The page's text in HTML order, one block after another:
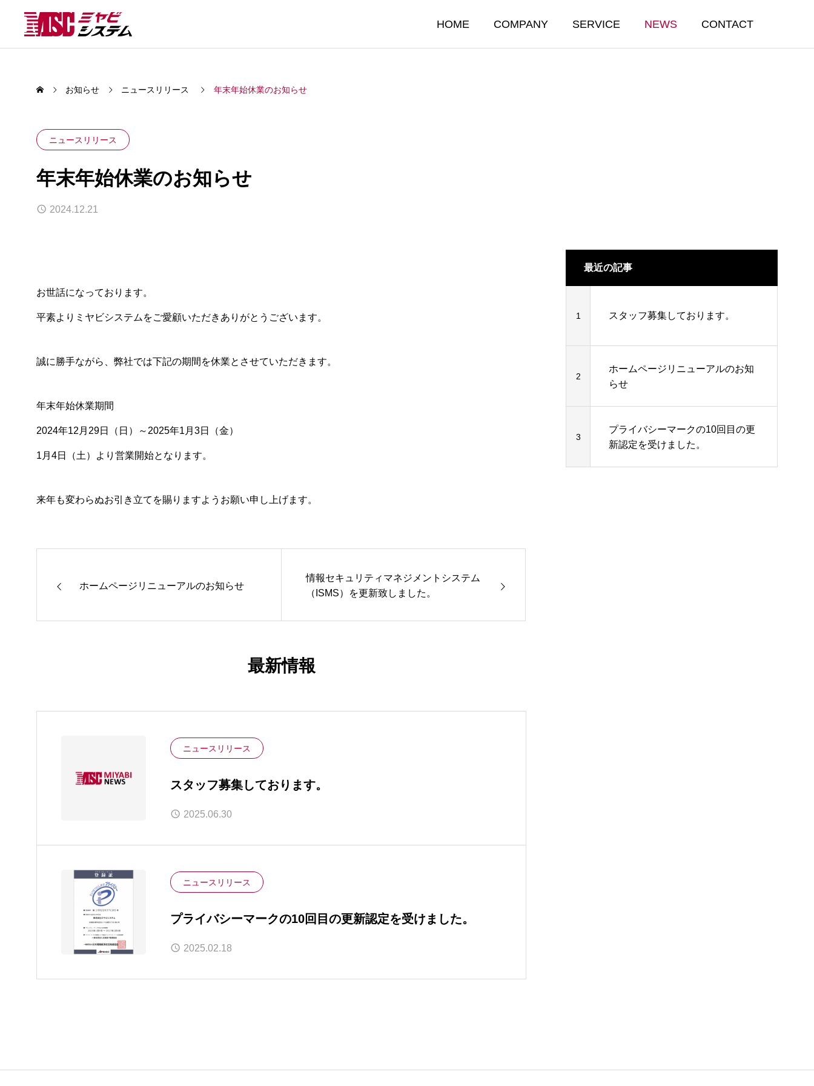
HOME COMPANY SERVICE NEWS CONTACT
SERVICE
事業内容
Webシステム開発
お知らせ ニュースリリース 年末年始休業のお知らせ
ニュースリリース
年末年始休業のお知らせ
2024.12.21
お世話になっております。
平素よりミヤビシステムをご愛顧いただきありがとうございます。
誠に勝手ながら、弊社では下記の期間を休業とさせていただきます。
年末年始休業期間
2024年12月29日（日）～2025年1月3日（金）
1月4日（土）より営業開始となります。
来年も変わらぬお引き立てを賜りますようお願い申し上げます。
ホームページリニューアルのお知らせ
情報セキュリティマネジメントシステム
（ISMS）を更新致しました。
最新情報
ニュースリリース
スタッフ募集しております。
2025.06.30
ニュースリリース
プライバシーマークの10回目の更新認定を受けました。
2025.02.18
最近の記事
1 スタッフ募集しております。
2
ホームページリニューアルのお知
らせ
3
プライバシーマークの10回目の更
新認定を受けました。